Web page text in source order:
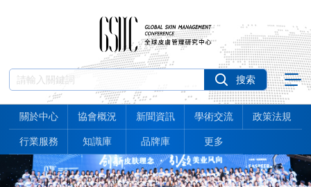
關於中心 協會概況 新聞資訊 學術交流 政策法規
行業服務 知識庫 品牌庫 更多